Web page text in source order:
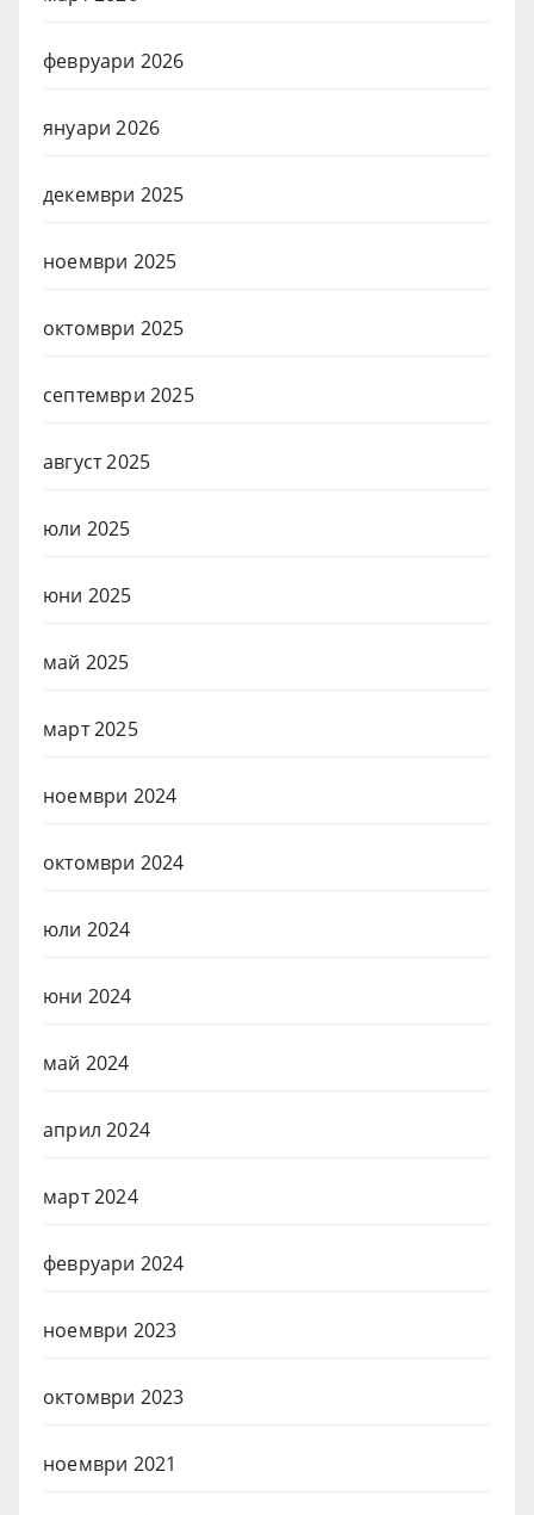
февруари 2026
януари 2026
декември 2025
ноември 2025
октомври 2025
септември 2025
август 2025
юли 2025
юни 2025
май 2025
март 2025
ноември 2024
октомври 2024
юли 2024
юни 2024
май 2024
април 2024
март 2024
февруари 2024
ноември 2023
октомври 2023
ноември 2021